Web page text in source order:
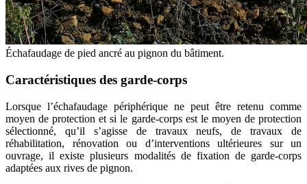
Échafaudage de pied ancré au pignon du bâtiment.
Caractéristiques des garde-corps
Lorsque l’échafaudage périphérique ne peut être retenu comme
moyen de protection et si le garde-corps est le moyen de protection
sélectionné, qu’il s’agisse de travaux neufs, de travaux de
réhabilitation, rénovation ou d’interventions ultérieures sur un
ouvrage, il existe plusieurs modalités de fixation de garde-corps
adaptées aux rives de pignon.